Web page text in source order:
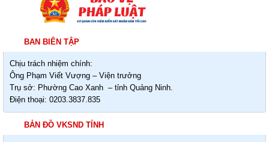
BAN BIÊN TẬP
Chịu trách nhiệm chính:
Ông Phạm Viết Vượng – Viện trưởng
Trụ sở: Phường Cao Xanh – tỉnh Quảng Ninh.
Điện thoại: 0203.3837.835
BẢN ĐỒ VKSND TỈNH